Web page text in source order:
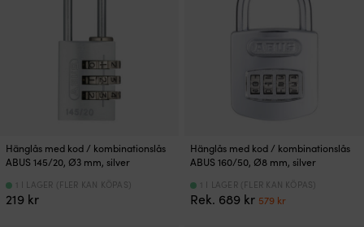
Hänglås med kod / kombinationslås
ABUS 145/20, Ø3 mm, silver
219 kr
1 I LAGER (FLER KAN KÖPAS)
Hänglås med kod / kombinationslås
ABUS 160/50, Ø8 mm, silver
Rek. 689 kr Det
579 krDet
1 I LAGER (FLER KAN KÖPAS)